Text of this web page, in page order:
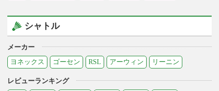
シャトル
メーカー
ヨネックス
ゴーセン RSL アーウィン リーニン
レビューランキング